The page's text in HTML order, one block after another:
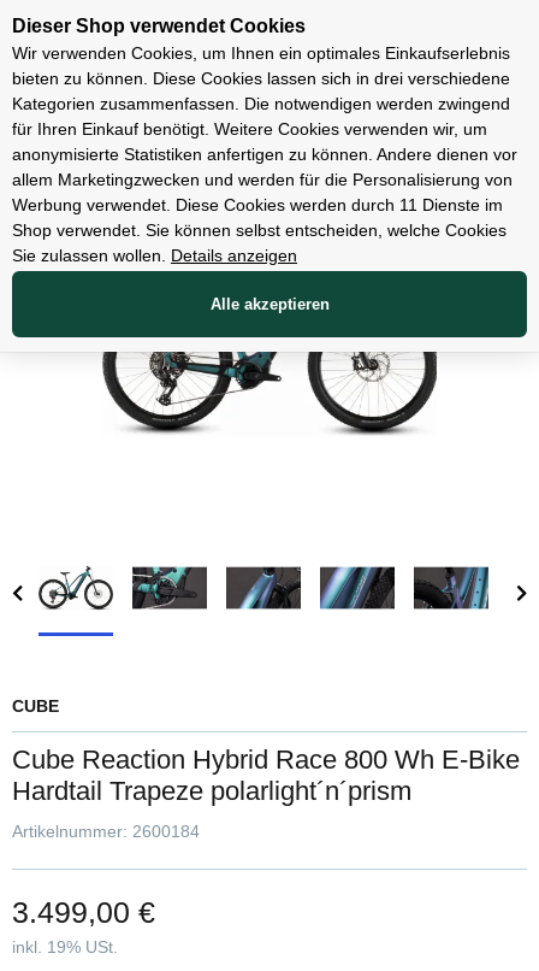
Unsere Filialen
E-Bikes
CUBE
Cube Reaction Hybrid Race 800 Wh E-Bike
Hardtail Trapeze polarlight´n´prism
Artikelnummer: 2600184
3.499,00 €
inkl. 19% USt.
Dieser Shop verwendet Cookies
Wir verwenden Cookies, um Ihnen ein optimales Einkaufserlebnis
bieten zu können. Diese Cookies lassen sich in drei verschiedene
Kategorien zusammenfassen. Die notwendigen werden zwingend
für Ihren Einkauf benötigt. Weitere Cookies verwenden wir, um
anonymisierte Statistiken anfertigen zu können. Andere dienen vor
allem Marketingzwecken und werden für die Personalisierung von
Werbung verwendet. Diese Cookies werden durch 11 Dienste im
Shop verwendet. Sie können selbst entscheiden, welche Cookies
Sie zulassen wollen.
Details anzeigen
Alle akzeptieren